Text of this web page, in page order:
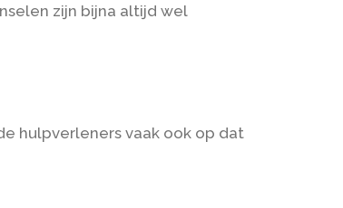
zijn bijna altijd wel
hulpverleners vaak ook op dat